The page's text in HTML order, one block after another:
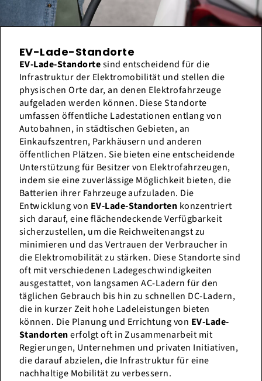
EV-Lade-Standorte
EV-Lade-Standortesind entscheidend für die
Infrastruktur der Elektromobilität und stellen die
physischen Orte dar, an denen Elektrofahrzeuge
aufgeladen werden können. Diese Standorte
umfassen öffentliche Ladestationen entlang von
Autobahnen, in städtischen Gebieten, an
Einkaufszentren, Parkhäusern und anderen
öffentlichen Plätzen. Sie bieten eine entscheidende
Unterstützung für Besitzer von Elektrofahrzeugen,
indem sie eine zuverlässige Möglichkeit bieten, die
Batterien ihrer Fahrzeuge aufzuladen. Die
Entwicklung von EV-Lade-Standorten konzentriert
sich darauf, eine flächendeckende Verfügbarkeit
sicherzustellen, um die Reichweitenangst zu
minimieren und das Vertrauen der Verbraucher in
die Elektromobilität zu stärken. Diese Standorte sind
oft mit verschiedenen Ladegeschwindigkeiten
ausgestattet, von langsamen AC-Ladern für den
täglichen Gebrauch bis hin zu schnellen DC-Ladern,
die in kurzer Zeit hohe Ladeleistungen bieten
können. Die Planung und Errichtung von EV-Lade-
Standortenerfolgt oft in Zusammenarbeit mit
Regierungen, Unternehmen und privaten Initiativen,
die darauf abzielen, die Infrastruktur für eine
nachhaltige Mobilität zu verbessern.